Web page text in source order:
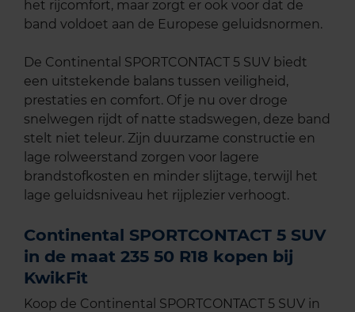
het rijcomfort, maar zorgt er ook voor dat de
band voldoet aan de Europese geluidsnormen.
De Continental SPORTCONTACT 5 SUV biedt
een uitstekende balans tussen veiligheid,
prestaties en comfort. Of je nu over droge
snelwegen rijdt of natte stadswegen, deze band
stelt niet teleur. Zijn duurzame constructie en
lage rolweerstand zorgen voor lagere
brandstofkosten en minder slijtage, terwijl het
lage geluidsniveau het rijplezier verhoogt.
Continental SPORTCONTACT 5 SUV
in de maat 235 50 R18 kopen bij
KwikFit
Koop de Continental SPORTCONTACT 5 SUV in